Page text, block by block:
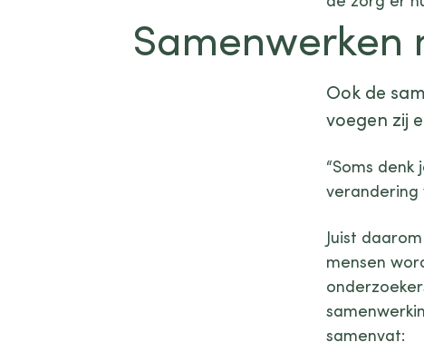
Samenwerken
Ook de
voegen zij
“Soms
verandering
Juist
mensen
samenvat: